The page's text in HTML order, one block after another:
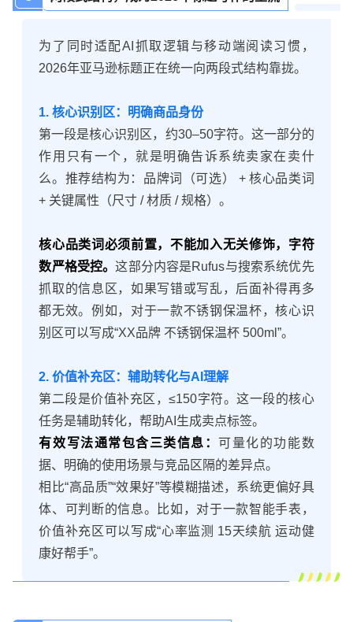
为了同时适配AI抓取逻辑与移动端阅读习惯，
2026年亚马逊标题正在统一向两段式结构靠拢。
1. 核心识别区：明确商品身份
第一段是核心识别区，约30–50字符。这一部分的
作用只有一个，就是明确告诉系统卖家在卖什
么。推荐结构为：品牌词（可选） + 核心品类词
+ 关键属性（尺寸 / 材质 / 规格）。
核心品类词必须前置，不能加入无关修饰，字符
数严格受控。这部分内容是Rufus与搜索系统优先
抓取的信息区，如果写错或写乱，后面补得再多
都无效。例如，对于一款不锈钢保温杯，核心识
别区可以写成“XX品牌 不锈钢保温杯 500ml”。
2. 价值补充区：辅助转化与AI理解
第二段是价值补充区，≤150字符。这一段的核心
任务是辅助转化，帮助AI生成卖点标签。
有效写法通常包含三类信息： 可量化的功能数
据、明确的使用场景与竞品区隔的差异点。
相比“高品质”“效果好”等模糊描述，系统更偏好具
体、可判断的信息。比如，对于一款智能手表，
价值补充区可以写成“心率监测 15天续航 运动健
康好帮手”。